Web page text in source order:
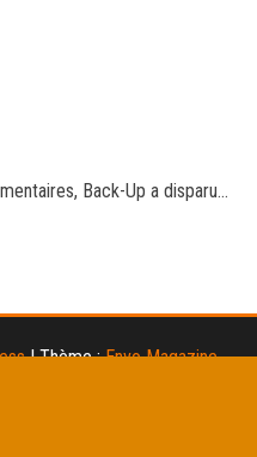
Back-Up a disparu…
|Thème :Envo Magazine